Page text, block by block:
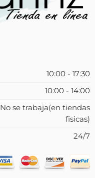
10:00 - 17:30
10:00 - 14:00
No se trabaja(en tiendas
fisicas)
24/7